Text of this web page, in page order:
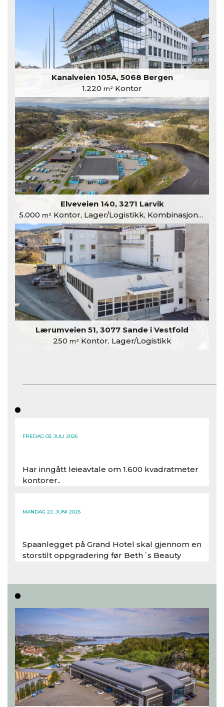
Kanalveien 105A, 5068 Bergen
1.220 m² Kontor
Elveveien 140, 3271 Larvik
5.000 m²Kontor, Lager/Logistikk, Kombinasjonslokaler
Lærumveien 51, 3077 Sande i Vestfold
250 m²Kontor, Lager/Logistikk
FREDAG 03. JULI 2026
Har inngått leieavtale om 1.600 kvadratmeter
kontorer..
MANDAG 22. JUNI 2026
Spaanlegget på Grand Hotel skal gjennom en
storstilt oppgradering før Beth´s Beauty
Les hele artikkelen